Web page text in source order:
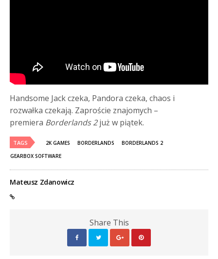
Handsome Jack czeka, Pandora czeka, chaos i
rozwałka czekają. Zaproście znajomych –
premiera Borderlands 2już w piątek.
TAGS 2K GAMES BORDERLANDS
BORDERLANDS 2
GEARBOX SOFTWARE
Mateusz Zdanowicz
Share This